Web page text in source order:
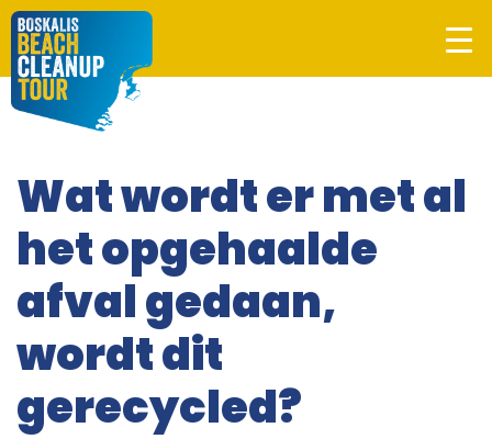
Wat wordt er met al
het opgehaalde
afval gedaan,
wordt dit
gerecycled?